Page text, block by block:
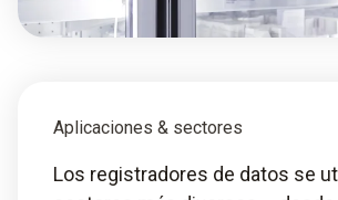
Aplicaciones & sectores
Los registradores de datos se